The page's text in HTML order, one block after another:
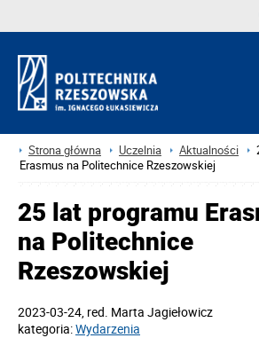
Strona główna Uczelnia Aktualności
Erasmus na Politechnice Rzeszowskiej
25 lat programu
na Politechnice
Rzeszowskiej
2023-03-24, red. Marta Jagiełowicz
kategoria:Wydarzenia